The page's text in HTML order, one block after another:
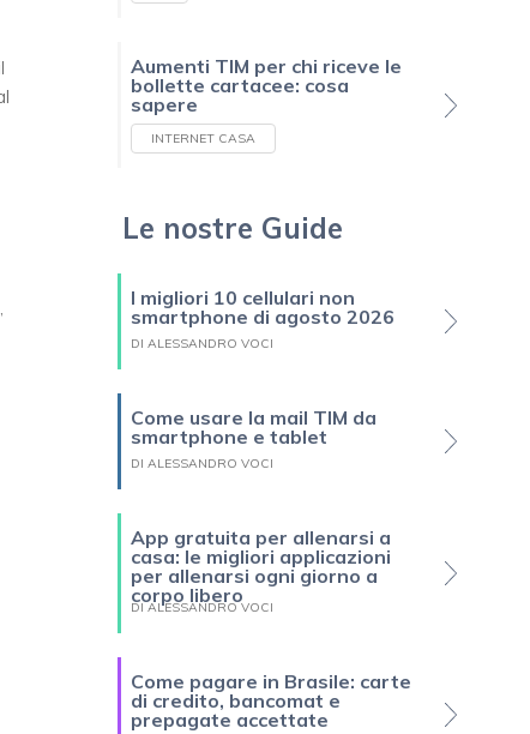
Aumenti TIM per chi riceve le
bollette cartacee: cosa
sapere
INTERNET CASA
Le nostre Guide
I migliori 10 cellulari non
smartphone di agosto 2026
DI ALESSANDRO VOCI
Come usare la mail TIM da
smartphone e tablet
DI ALESSANDRO VOCI
App gratuita per allenarsi a
casa: le migliori applicazioni
per allenarsi ogni giorno a
corpo libero
DI ALESSANDRO VOCI
Come pagare in Brasile: carte
di credito, bancomat e
prepagate accettate